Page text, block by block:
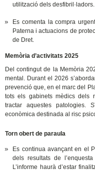
utilització dels desfibril·ladors.
Es comenta la compra
Paterna i actuacions de
de Dret.
Memòria d’activitats 2025
Del contingut de la Memòria
mental. Durant el 2026
prevenció que, en el marc del
tots els gabinets mèdics dels
tractar aquestes patologies.
econòmica destinada al risc
Torn obert de paraula
Es continua avançant en el
dels resultats de
L’informe haurà d’estar